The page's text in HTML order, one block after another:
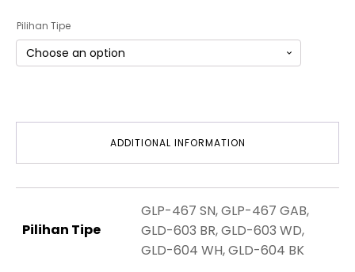
Pilihan Tipe
ADDITIONAL INFORMATION
Pilihan Tipe
GLP-467 SN, GLP-467 GAB,
GLD-603 BR, GLD-603 WD,
GLD-604 WH, GLD-604 BK